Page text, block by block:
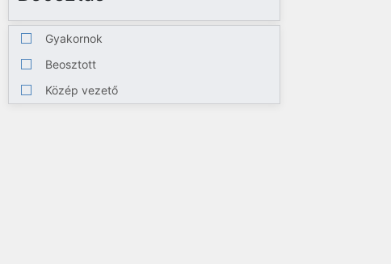
Gyakornok
Beosztott
Közép vezető